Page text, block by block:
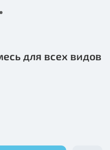
для всех видов